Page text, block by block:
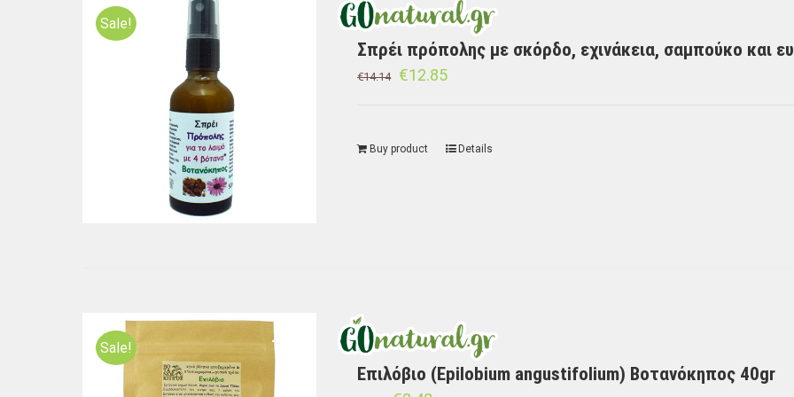
Sale!
Σπρέι πρόπολης με σκόρδο, εχινάκεια, σαμπούκο και
€14.14 €12.85
Buy product Details
Sale!
Επιλόβιο (Epilobium angustifolium) Βοτανόκηπος 40gr